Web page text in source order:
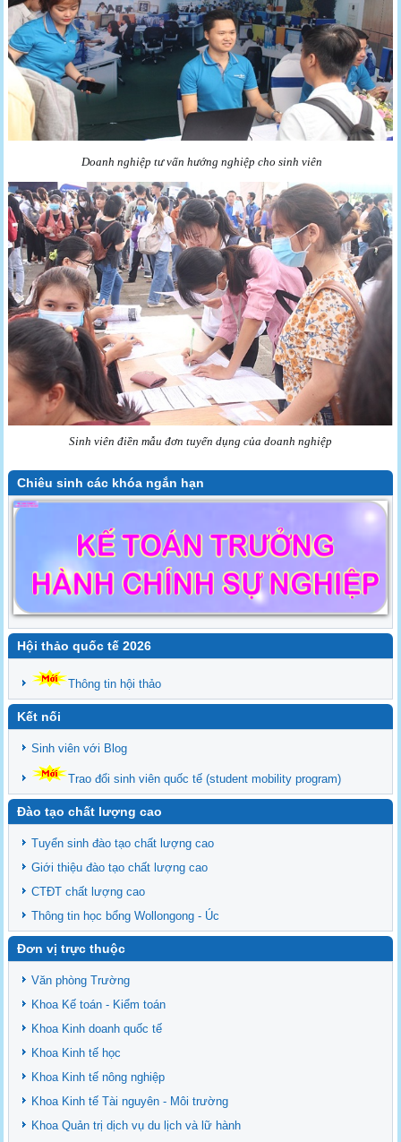
Doanh nghiệp tư vấn hướng nghiệp cho sinh viên
Sinh viên điền mẫu đơn tuyển dụng của doanh nghiệp
Chiêu sinh các khóa ngắn hạn
Hội thảo quốc tế 2026
Thông tin hội thảo
Kết nối
Sinh viên với Blog
Trao đổi sinh viên quốc tế (student mobility program)
Đào tạo chất lượng cao
Tuyển sinh đào tạo chất lượng cao
Giới thiệu đào tạo chất lượng cao
CTĐT chất lượng cao
Thông tin học bổng Wollongong - Úc
Đơn vị trực thuộc
Văn phòng Trường
Khoa Kế toán - Kiểm toán
Khoa Kinh doanh quốc tế
Khoa Kinh tế học
Khoa Kinh tế nông nghiệp
Khoa Kinh tế Tài nguyên - Môi trường
Khoa Quản trị dịch vụ du lịch và lữ hành